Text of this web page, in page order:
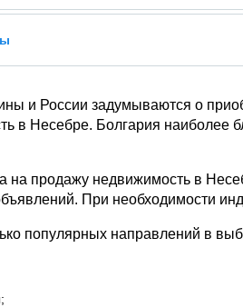
и России задумываются о
в Несебре. Болгария наиболее
на продажу недвижимость в
При необходимости
популярных направлений в